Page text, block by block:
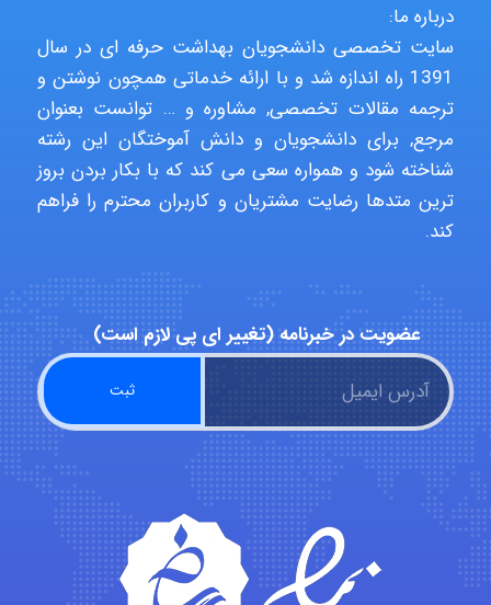
malekf
abolfazlkoshehe
abolfazlkoshehe
A.balandeh
fatima
Jafar Tym
درباره ما:
سایت تخصصی دانشجویان بهداشت حرفه ای در سال
1391 راه اندازه شد و با ارائه خدماتی همچون نوشتن و
ترجمه مقالات تخصصی, مشاوره و … توانست بعنوان
مرجع, برای دانشجویان و دانش آموختگان این رشته
شناخته شود و همواره سعی می کند که با بکار بردن بروز
ترین متدها رضایت مشتریان و کاربران محترم را فراهم
کند.
عضویت در خبرنامه (تغییر ای پی لازم است)